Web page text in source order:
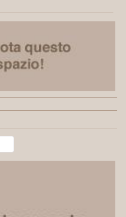
Type 2 or more characters for